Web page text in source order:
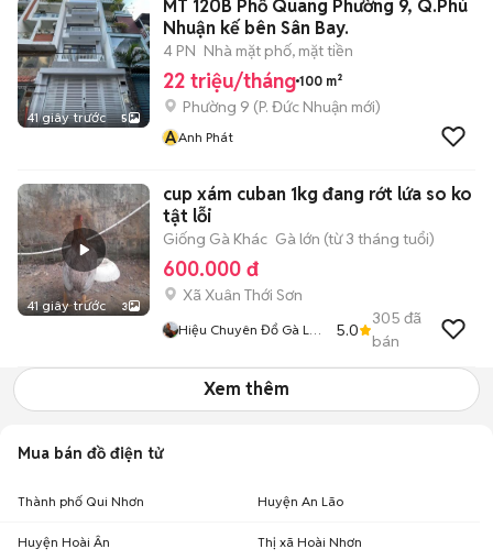
41 giây trước 5
MT 120B Phổ Quang Phường 9, Q.Phú
Nhuận kế bên Sân Bay.
4 PN Nhà mặt phố, mặt tiền
22 triệu/tháng 100 m²
Phường 9 (P. Đức Nhuận mới)
AAnh Phát
41 giây trước 3
cup xám cuban 1kg đang rớt lứa so ko
tật lỗi
Giống Gà Khác Gà lớn (từ 3 tháng tuổi)
600.000 đ
Xã Xuân Thới Sơn
Hiệu Chuyên Đổ Gà Lai
5.0
305 đã
bán
Xem thêm
Mua bán đồ điện tử
Thành phố Qui Nhơn Huyện An Lão
Huyện Hoài Ân Thị xã Hoài Nhơn